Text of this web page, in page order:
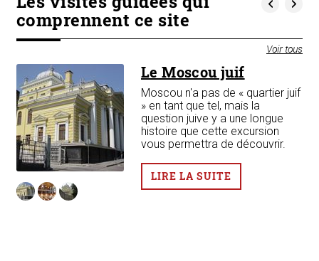
comprennent ce site
Voir tous
Le Moscou juif
Moscou n'a pas de « quartier juif
» en tant que tel, mais la
question juive y a une longue
histoire que cette excursion
vous permettra de découvrir.
LIRE LA SUITE